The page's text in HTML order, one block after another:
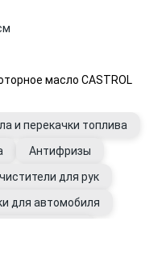
масло CASTROL
и перекачки топлива
Антифризы
для рук
для автомобиля